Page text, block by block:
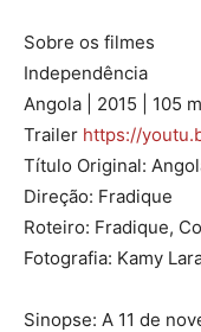
Sobre os filmes
Independência
Angola | 2015 | 105
Trailer https://
Título Original:
Direção: Fradique
Roteiro: Fradique,
Fotografia: Kamy
Sinopse: A 11 de